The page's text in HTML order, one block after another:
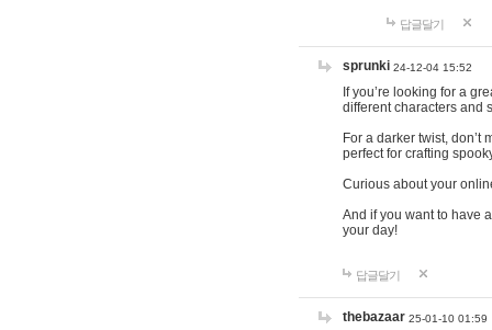
답글달기
sprunki 24-12-04 15:52
If you’re looking for a
different characters and
For a darker twist, don’t
perfect for crafting
Curious about your
And if you want to have
your day!
답글달기
thebazaar 25-01-10 01:59